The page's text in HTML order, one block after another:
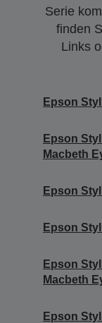
Serie
finden
Links
Epson
Epson
Macbeth
Epson
Epson
Epson
Macbeth
Epson